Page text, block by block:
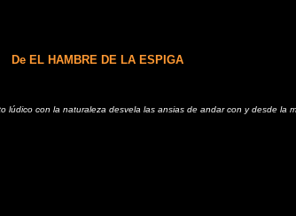
De EL HAMBRE DE LA ESPIGA
lúdico con la naturaleza desvela las ansias de andar con y desde la